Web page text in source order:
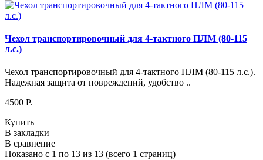
Чехол транспортировочный для 4-тактного ПЛМ (80-115
л.с.)
Чехол транспортировочный для 4-тактного ПЛМ (80-115 л.с.).
Надежная защита от повреждений, удобство ..
4500 P.
Купить
В закладки
В сравнение
Показано с 1 по 13 из 13 (всего 1 страниц)